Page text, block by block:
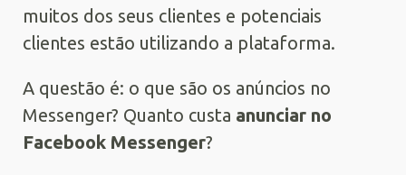
muitos dos seus clientes e potenciais
clientes estão utilizando a plataforma.
A questão é: o que são os anúncios no
Messenger? Quanto custa anunciar no
Facebook Messenger?